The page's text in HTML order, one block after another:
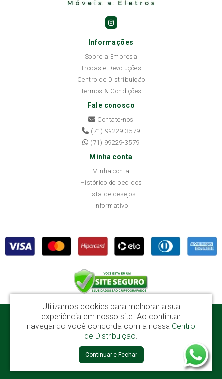
Informações
Sobre a Empresa
Trocas e Devoluções
Centro de Distribuição
Termos & Condições
Fale conosco
Contate-nos
(71) 99229-3579
(71) 99229-3579
Minha conta
Minha conta
Histórico de pedidos
Lista de desejos
Informativo
Disba Móveis Salvador Ltda - CNPJ: 52.081.184/0001-65
Av. Cardeal Avelar Brandão Villela, 2696 - Mata Escura - Salvador / BA - CEP:
41219-600
Disba © 2026
Utilizamos cookies para melhorar a sua
experiência em nosso site. Ao continuar
navegando você concorda com a nossa Centro
de Distribuição.
Continuar e Fechar